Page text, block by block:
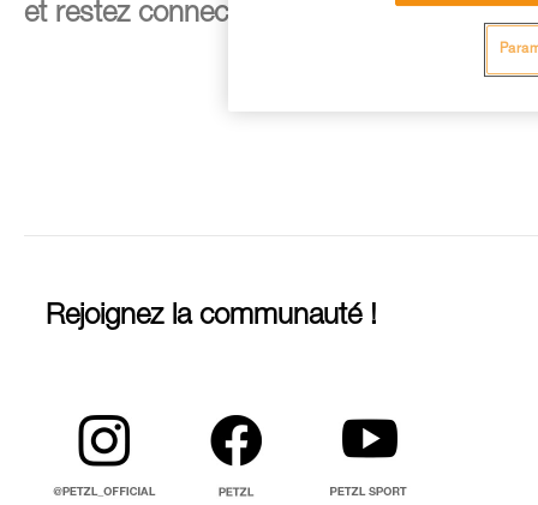
et restez connecté à notre actualité
Rejoignez la communauté !